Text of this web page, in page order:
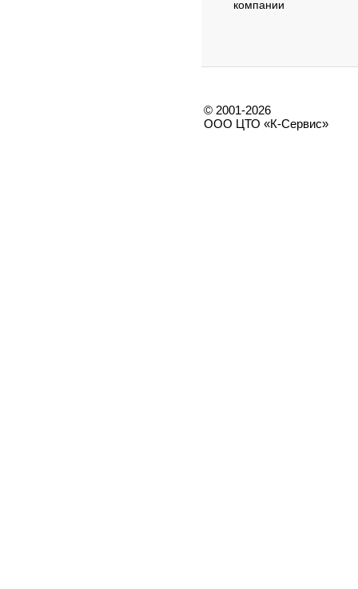
компании
© 2001-2026
ООО ЦТО «К-Сервис»